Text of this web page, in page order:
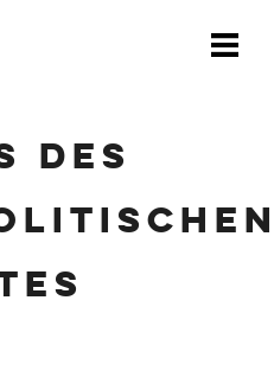
des